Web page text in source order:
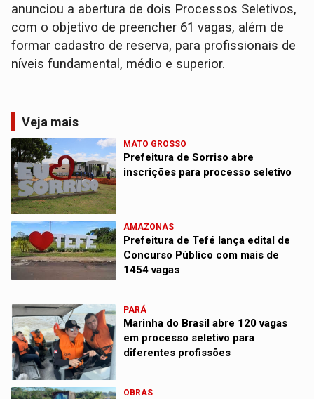
anunciou a abertura de dois Processos Seletivos,
com o objetivo de preencher 61 vagas, além de
formar cadastro de reserva, para profissionais de
níveis fundamental, médio e superior.
Veja mais
MATO GROSSO
Prefeitura de Sorriso abre
inscrições para processo seletivo
AMAZONAS
Prefeitura de Tefé lança edital de
Concurso Público com mais de
1454 vagas
PARÁ
Marinha do Brasil abre 120 vagas
em processo seletivo para
diferentes profissões
OBRAS